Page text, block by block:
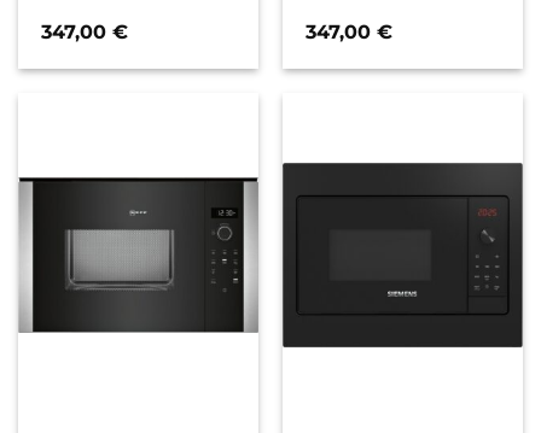
347,00€
347,00€